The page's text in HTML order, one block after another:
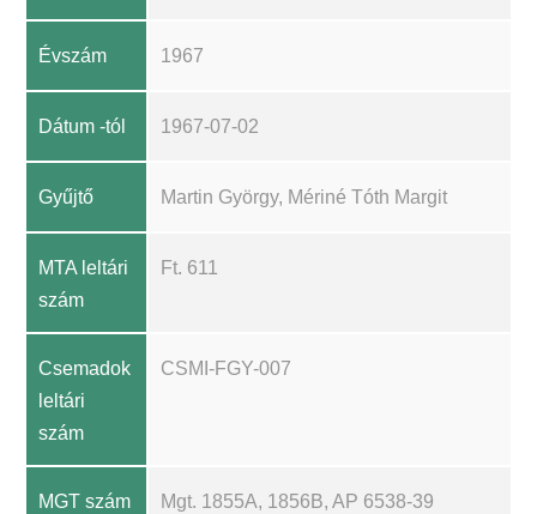
Évszám 1967
Dátum -tól 1967-07-02
Gyűjtő Martin György, Mériné Tóth Margit
MTA leltári
szám
Ft. 611
Csemadok
leltári
szám
CSMI-FGY-007
MGT szám Mgt. 1855A, 1856B, AP 6538-39